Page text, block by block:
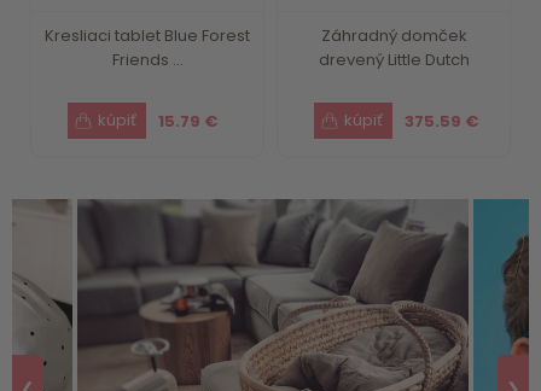
Kresliaci tablet Blue Forest
Friends ...
15.79 €
Záhradný domček
drevený Little Dutch
375.59 €